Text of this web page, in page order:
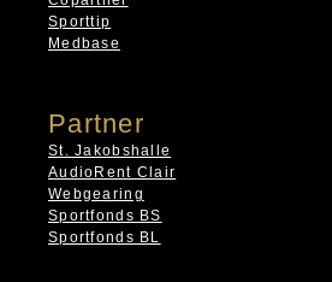
Sporttip
Medbase
Partner
St. Jakobshalle
AudioRent Clair
Webgearing
Sportfonds BS
Sportfonds BL